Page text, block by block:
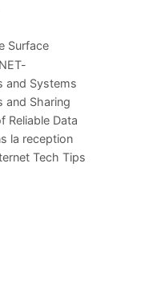
Surface
and Systems
and Sharing
Reliable Data
la reception
Tech Tips